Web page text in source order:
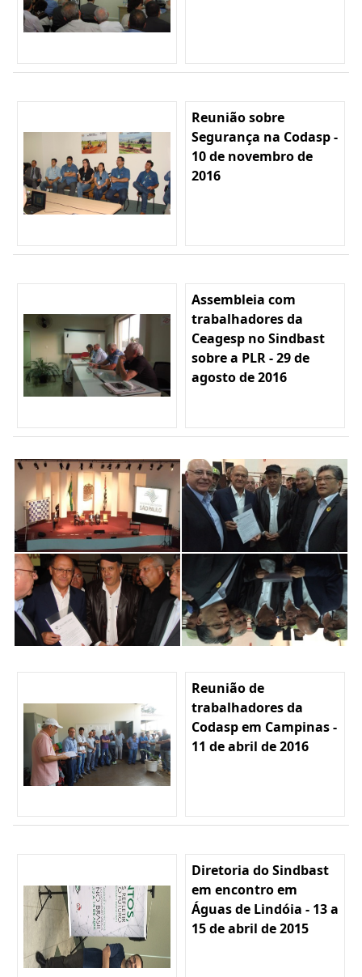
Reunião sobre
Segurança na Codasp -
10 de novembro de
2016
Assembleia com
trabalhadores da
Ceagesp no Sindbast
sobre a PLR - 29 de
agosto de 2016
Reunião de
trabalhadores da
Codasp em Campinas -
11 de abril de 2016
Diretoria do Sindbast
em encontro em
Águas de Lindóia - 13 a
15 de abril de 2015